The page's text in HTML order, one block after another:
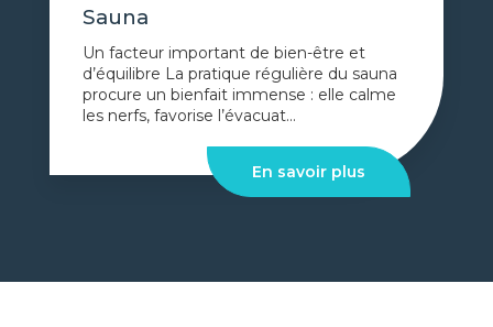
Sauna
Un facteur important de bien-être et
d’équilibre La pratique régulière du sauna
procure un bienfait immense : elle calme
les nerfs, favorise l’évacuat...
En savoir plus